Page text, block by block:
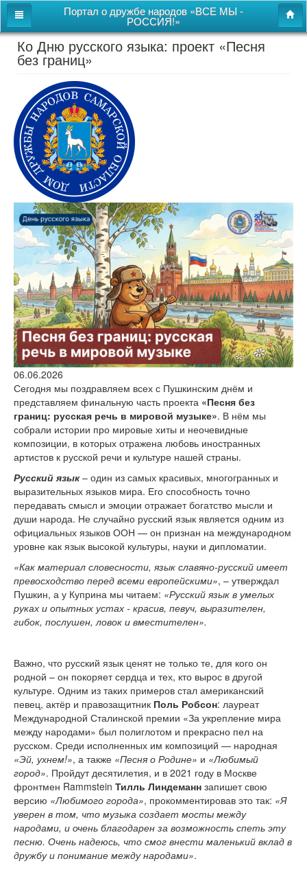
Портал о дружбе народов «ВСЕ МЫ -
РОССИЯ!»
Главная
Новости
СВОи
Этнокультурная карта
Казачий центр
Детям
Видео
Поиск
Карта сайта
Перейти к полной
версии сайта
Ко Дню русского языка: проект «Песня
без границ»
06.06.2026
Сегодня мы поздравляем всех с Пушкинским днём и
представляем финальную часть проекта «Песня без
границ: русская речь в мировой музыке». В нём мы
собрали истории про мировые хиты и неочевидные
композиции, в которых отражена любовь иностранных
артистов к русской речи и культуре нашей страны.
Русский язык– один из самых красивых, многогранных и
выразительных языков мира. Его способность точно
передавать смысл и эмоции отражает богатство мысли и
души народа. Не случайно русский язык является одним из
официальных языков ООН — он признан на международном
уровне как язык высокой культуры, науки и дипломатии.
«Как материал словесности, язык славяно-русский имеет
превосходство перед всеми европейскими», – утверждал
Пушкин, а у Куприна мы читаем: «Русский язык в умелых
руках и опытных устах - красив, певуч, выразителен,
гибок, послушен, ловок и вместителен».
Важно, что русский язык ценят не только те, для кого он
родной – он покоряет сердца и тех, кто вырос в другой
культуре. Одним из таких примеров стал американский
певец, актёр и правозащитник Поль Робсон: лауреат
Международной Сталинской премии «За укрепление мира
между народами» был полиглотом и прекрасно пел на
русском. Среди исполненных им композиций — народная
«Эй, ухнем!», а также «Песня о Родине» и «Любимый
город». Пройдут десятилетия, и в 2021 году в Москве
фронтмен Rammstein Тилль Линдеманн запишет свою
версию «Любимого города», прокомментировав это так: «Я
уверен в том, что музыка создает мосты между
народами, и очень благодарен за возможность спеть эту
песню. Очень надеюсь, что смог внести маленький вклад в
дружбу и понимание между народами».